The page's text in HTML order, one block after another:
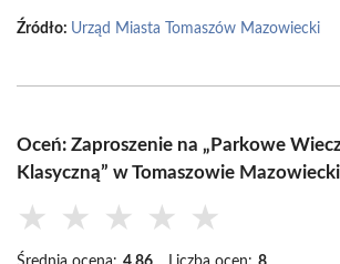
Źródło: Urząd Miasta Tomaszów Mazowiecki
Oceń: Zaproszenie na „Parkowe
Klasyczną” w Tomaszowie
★ ★ ★ ★ ★